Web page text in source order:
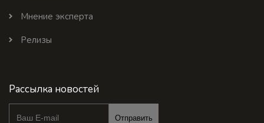
Мнение эксперта
Релизы
Рассылка новостей
Отправить